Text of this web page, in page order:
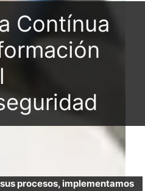
Contínua
procesos, implementamos